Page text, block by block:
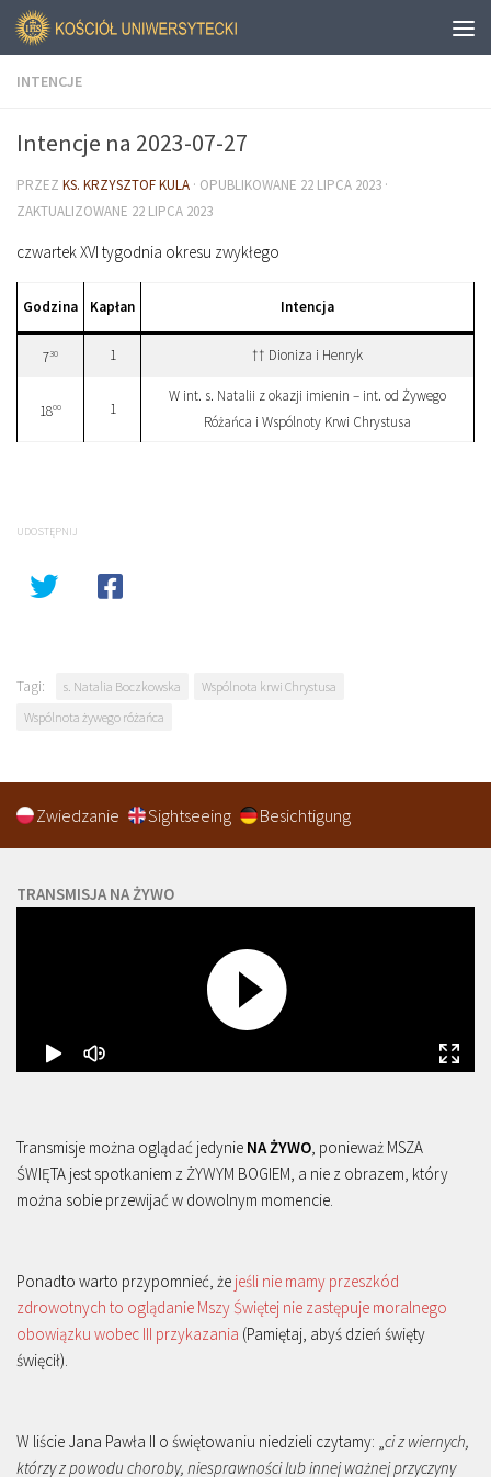
INTENCJE
Intencje na 2023-07-27
PRZEZ KS. KRZYSZTOF KULA · OPUBLIKOWANE 22 LIPCA 2023 ·
ZAKTUALIZOWANE 22 LIPCA 2023
czwartek XVI tygodnia okresu zwykłego
Godzina Kapłan Intencja
730 1 †† Dioniza i Henryk
1800 1
W int. s. Natalii z okazji imienin – int. od Żywego
Różańca i Wspólnoty Krwi Chrystusa
UDOSTĘPNIJ
Tagi: s. Natalia Boczkowska
Wspólnota krwi Chrystusa
Wspólnota żywego różańca
Zwiedzanie Sightseeing Besichtigung
TRANSMISJA NA ŻYWO
Transmisje można oglądać jedynie NA ŻYWO, ponieważ MSZA
ŚWIĘTA jest spotkaniem z ŻYWYM BOGIEM, a nie z obrazem, który
można sobie przewijać w dowolnym momencie.
Ponadto warto przypomnieć, że jeśli nie mamy przeszkód
zdrowotnych to oglądanie Mszy Świętej nie zastępuje moralnego
obowiązku wobec III przykazania (Pamiętaj, abyś dzień święty
święcił).
W liście Jana Pawła II o świętowaniu niedzieli czytamy: „ci z wiernych,
którzy z powodu choroby, niesprawności lub innej ważnej przyczyny